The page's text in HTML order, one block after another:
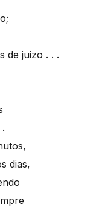
de juizo . . .
.
dias,